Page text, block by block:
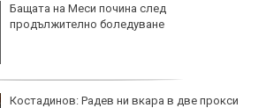
Бащата на Меси почина след
продължително боледуване
Костадинов: Радев ни вкара в две прокси